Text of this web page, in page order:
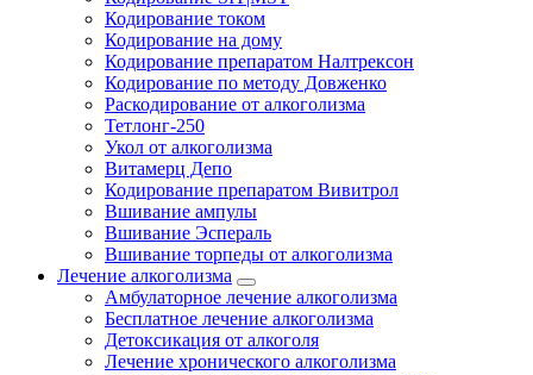
Кодирование током
Кодирование на дому
Кодирование препаратом Налтрексон
Кодирование по методу Довженко
Раскодирование от алкоголизма
Тетлонг-250
Укол от алкоголизма
Витамерц Депо
Кодирование препаратом Вивитрол
Вшивание ампулы
Вшивание Эспераль
Вшивание торпеды от алкоголизма
Лечение алкоголизма
Амбулаторное лечение алкоголизма
Бесплатное лечение алкоголизма
Детоксикация от алкоголя
Лечение хронического алкоголизма